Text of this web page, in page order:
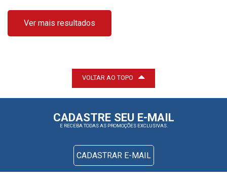
Ver mais resultados
VOLTAR AO TOPO
CADASTRE SEU E-MAIL
E RECEBA TODAS AS PROMOÇÕES EXCLUSIVAS.
CADASTRAR E-MAIL